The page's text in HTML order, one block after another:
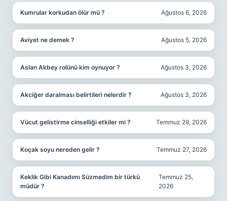
Kumrular korkudan ölür mü ? Ağustos 6, 2026
Aviyet ne demek ? Ağustos 5, 2026
Aslan Akbey rolünü kim oynuyor ? Ağustos 3, 2026
Akciğer daralması belirtileri nelerdir ? Ağustos 3, 2026
Vücut gelistirme cinselliği etkiler mi ? Temmuz 29, 2026
Koçak soyu nereden gelir ? Temmuz 27, 2026
Keklik Gibi Kanadımı Süzmedim bir türkü
müdür ?
Temmuz 25,
2026